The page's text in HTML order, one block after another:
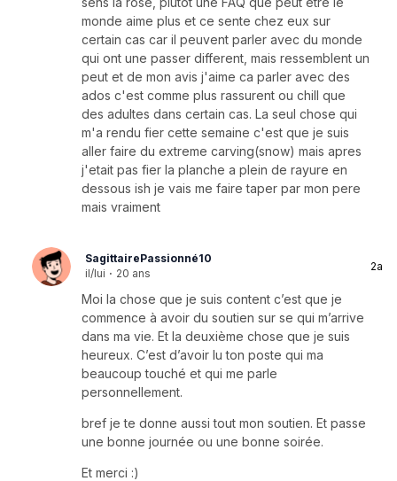
monde aime plus et ce sente chez eux sur
certain cas car il peuvent parler avec du monde
qui ont une passer different, mais ressemblent un
peut et de mon avis j'aime ca parler avec des
ados c'est comme plus rassurent ou chill que
des adultes dans certain cas. La seul chose qui
m'a rendu fier cette semaine c'est que je suis
aller faire du extreme carving(snow) mais apres
j'etait pas fier la planche a plein de rayure en
dessous ish je vais me faire taper par mon pere
mais vraiment
SagittairePassionné10
il/lui · 20 ans
2a
Moi la chose que je suis content c’est que je
commence à avoir du soutien sur se qui m’arrive
dans ma vie. Et la deuxième chose que je suis
heureux. C’est d’avoir lu ton poste qui ma
beaucoup touché et qui me parle
personnellement.
bref je te donne aussi tout mon soutien. Et passe
une bonne journée ou une bonne soirée.
Et merci :)